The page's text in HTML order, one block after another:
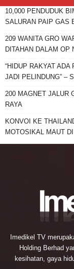
10,000 PENDUDUK
SALURAN PAIP GAS
209 WANITA GRO
DITAHAN DALAM OP
“HIDUP RAKYAT
JADI PELINDUNG” –
200 MAGNET JALUR
RAYA
KONVOI KE
MOTOSIKAL MAUT
Imedikel TV
Holding Berhad
kesihatan, gaya